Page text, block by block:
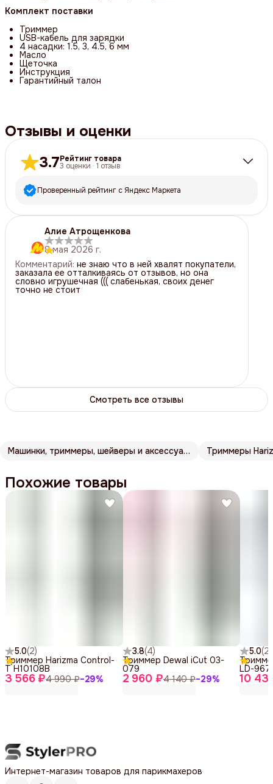
Комплект поставки
Триммер
USB-кабель для зарядки
4 насадки: 1.5, 3, 4.5, 6 мм
Масло
Щеточка
Инструкция
Гарантийный талон
Отзывы и оценки
3.7Рейтинг товара
3 оценки · 1 отзыв
Проверенный рейтинг с Яндекс Маркета
5 звёзд
2
звезды
звезды
2 звезды
1 звезда
Алие Атрощенкова
8 мая 2026 г.
Комментарий: не знаю что в ней хвалят покупатели,
заказала ее отталкиваясь от отзывов, но она
словно игрушечная ((( слабенькая, своих денег
точно не стоит
Смотреть все отзывы
Машинки, триммеры, шейверы и аксессуары Harizma Триммеры
Похожие товары
5.0(2)
3 566 ₽4 990 ₽−29%
Триммер Harizma Control-
T H10108B
3.8(4)
2 960 ₽4 140 ₽−29%
Триммер Dewal iCut 03-
079
5.0(2
10
LD-967
Интернет-магазин товаров для парикмахеров